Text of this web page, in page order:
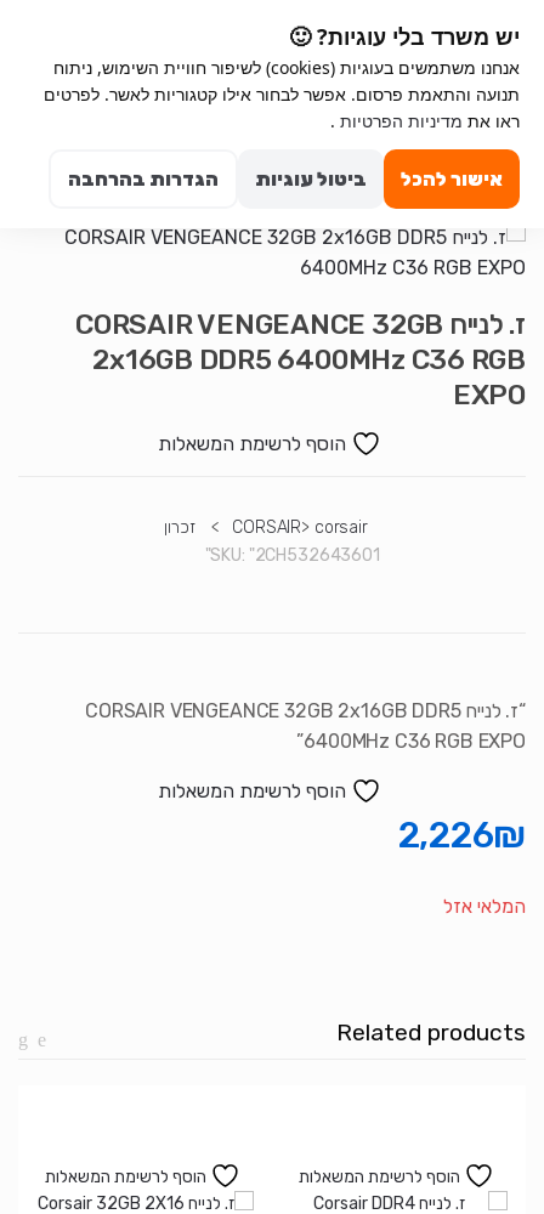
יש משרד בלי עוגיות? 🙂
אנחנו משתמשים בעוגיות (cookies) לשיפור חוויית השימוש, ניתוח
תנועה והתאמת פרסום. אפשר לבחור אילו קטגוריות לאשר. לפרטים
ראו את מדיניות הפרטיות .
אישור להכל ביטול עוגיות הגדרות בהרחבה
navigation
content
Search for:
ז. לנייח CORSAIR VENGEANCE 32GB
2x16GB DDR5 6400MHz C36 RGB
EXPO
הוסף לרשימת המשאלות
CORSAIR> corsair
>
זכרון
SKU: "2CH532643601"
“ז. לנייח CORSAIR VENGEANCE 32GB 2x16GB DDR5
6400MHz C36 RGB EXPO”
הוסף לרשימת המשאלות
2,226₪
המלאי אזל
Related products
הוסף לרשימת המשאלות הוסף לרשימת המשאלות